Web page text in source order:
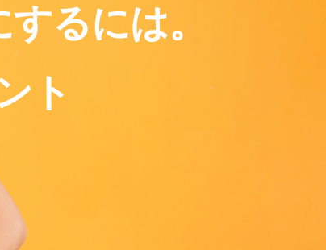
るには。
ト